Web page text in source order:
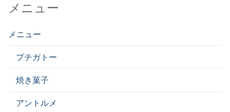
メニュー
メニュー
プチガトー
焼き菓子
アントルメ